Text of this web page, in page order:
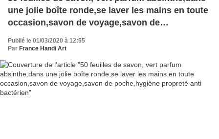
une jolie boîte ronde,se laver les mains en toute
occasion,savon de voyage,savon de
Publié le 01/03/2020 à 12:55
Par France Handi Art